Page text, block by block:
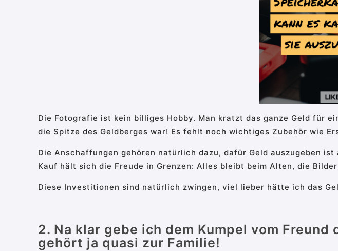
Die Fotografie ist kein billiges Hobby. Man kratzt das ganze Geld für
die Spitze des Geldberges war! Es fehlt noch wichtiges Zubehör wie
Die Anschaffungen gehören natürlich dazu, dafür Geld auszugeben
Kauf hält sich die Freude in Grenzen: Alles bleibt beim Alten, die
Diese Investitionen sind natürlich zwingen, viel lieber hätte ich das
2. Na klar gebe ich dem Kumpel vom
gehört ja quasi zur Familie!